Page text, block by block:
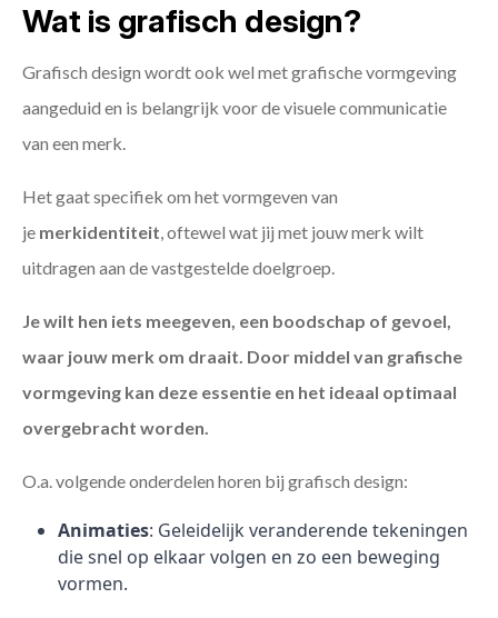
Wat is grafisch design?
Grafisch design wordt ook wel met grafische vormgeving
aangeduid en is belangrijk voor de visuele communicatie
van een merk.
Het gaat specifiek om het vormgeven van
je merkidentiteit , oftewel wat jij met jouw merk wilt
uitdragen aan de vastgestelde doelgroep.
Je wilt hen iets meegeven, een boodschap of gevoel,
waar jouw merk om draait. Door middel van grafische
vormgeving kan deze essentie en het ideaal optimaal
overgebracht worden.
O.a. volgende onderdelen horen bij grafisch design:
Animaties: Geleidelijk veranderende tekeningen
die snel op elkaar volgen en zo een beweging
vormen.